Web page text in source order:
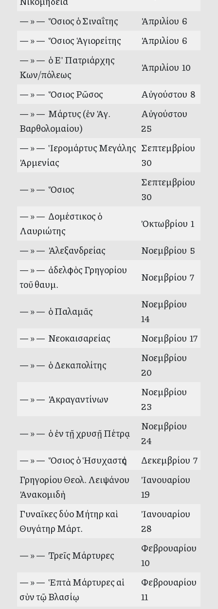
— » — Ὅσιος ὁ Σιναΐτης
Ἀπριλίου 6
— » — Ὅσιος Ἁγιορείτης
Ἀπριλίου 6
— » — ὁ Εʹ Πατριάρχης
Κων/πόλεως
Ἀπριλίου 10
— » — Ὅσιος Ρῶσος
Αὐγούστου 8
— » — Μάρτυς (ἐν Ἁγ.
Βαρθολομαίου)
Αὐγούστου
25
— » — Ἱερομάρτυς Μεγάλης
Ἀρμενίας
Σεπτεμβρίου
30
— » — Ὅσιος
Σεπτεμβρίου
30
— » — Δομέστικος ὁ
Λαυριώτης
Ὀκτωβρίου 1
— » — Ἀλεξανδρείας
Νοεμβρίου 5
— » — ἀδελφὸς Γρηγορίου
τοῦ θαυμ.
Νοεμβρίου 7
— » — ὁ Παλαμᾶς
Νοεμβρίου
14
— » — Νεοκαισαρείας
Νοεμβρίου 17
— » — ὁ Δεκαπολίτης
Νοεμβρίου
20
— » — Ἀκραγαντίνων
Νοεμβρίου
23
— » — ὁ ἐν τῇ χρυσῇ Πέτρᾳ
Νοεμβρίου
24
— » — Ὅσιος ὁ Ἡσυχαστὴς
Δεκεμβρίου 7
Γρηγορίου Θεολ. Λειψάνου
Ἀνακομιδὴ
Ἰανουαρίου
19
Γυναῖκες δύο Μήτηρ καὶ
Θυγάτηρ Μάρτ.
Ἰανουαρίου
28
— » — Τρεῖς Μάρτυρες
Φεβρουαρίου
10
— » — Ἑπτὰ Μάρτυρες αἱ
σὺν τῷ Βλασίῳ
Φεβρουαρίου
11